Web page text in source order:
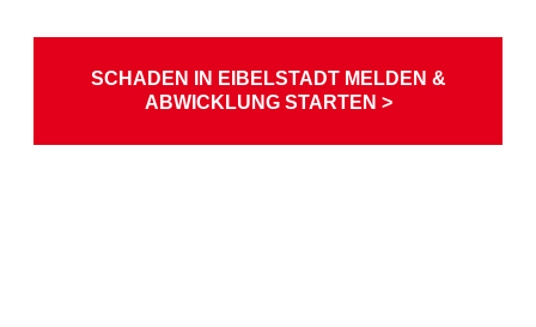
SCHADEN IN EIBELSTADT MELDEN &
ABWICKLUNG STARTEN >